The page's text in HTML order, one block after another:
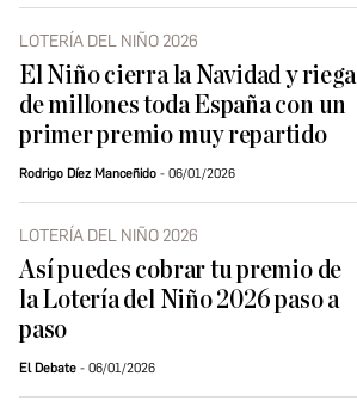
LOTERÍA DEL NIÑO 2026
El Niño cierra la Navidad y riega
de millones toda España con un
primer premio muy repartido
Rodrigo Díez Manceñido 06/01/2026
LOTERÍA DEL NIÑO 2026
Así puedes cobrar tu premio de
la Lotería del Niño 2026 paso a
paso
El Debate 06/01/2026